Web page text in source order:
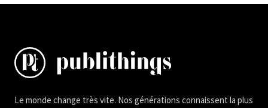
Le monde change très vite. Nos générations connaissent la plus